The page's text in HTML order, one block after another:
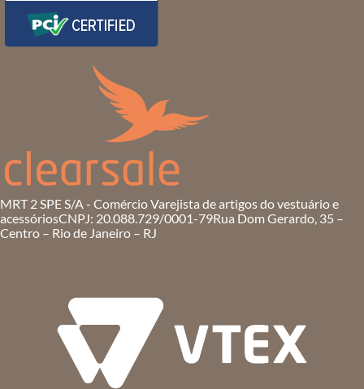
MRT 2 SPE S/A - Comércio Varejista de artigos do vestuário e
acessóriosCNPJ: 20.088.729/0001-79Rua Dom Gerardo, 35 –
Centro – Rio de Janeiro – RJ